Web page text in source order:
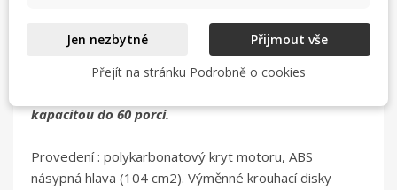
Krouhač zeleniny CL 20
od francouzského výrobce
ROBOT COUPE
kapacitou do 60 porcí.
Provedení : polykarbonatový kryt motoru, ABS
násypná hlava (104 cm2). Výměnné krouhací disky
Jen nezbytné
Přijmout vše
Přejít na stránku Podrobně o cookies